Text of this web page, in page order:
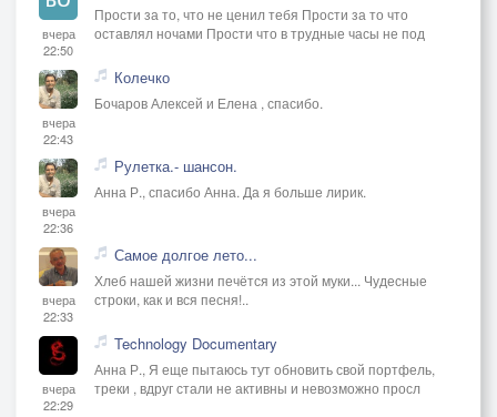
вчера
22:50
Прости за то, что не ценил тебя Прости за то что
оставлял ночами Прости что в трудные часы не под
вчера
22:43
Колечко
Бочаров Алексей и Елена , спасибо.
вчера
22:36
Рулетка.- шансон.
Анна Р., спасибо Анна. Да я больше лирик.
вчера
22:33
Самое долгое лето...
Хлеб нашей жизни печётся из этой муки... Чудесные
строки, как и вся песня!..
вчера
22:29
Technology Documentary
Анна Р., Я еще пытаюсь тут обновить свой портфель,
треки , вдруг стали не активны и невозможно просл